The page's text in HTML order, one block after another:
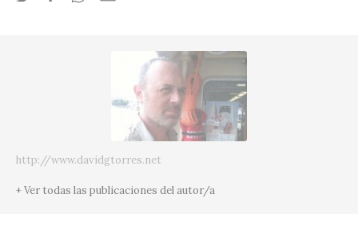
http://www.davidgtorres.net
+ Ver todas las publicaciones del autor/a